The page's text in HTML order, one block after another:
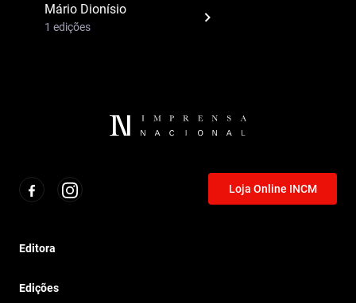
Mário Dionísio
1 edições
Loja Online INCM
Editora
Edições